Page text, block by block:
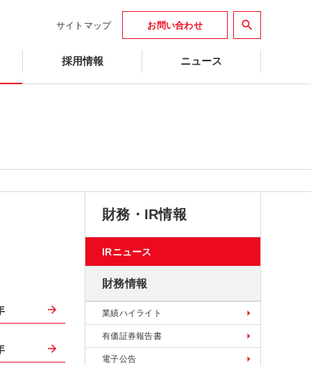
サイトマップ お問い合わせ search
採用情報 ニュース
財務・IR情報
IRニュース
財務情報
業績ハイライト
有価証券報告書
電子公告